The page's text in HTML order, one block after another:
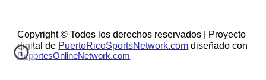
Copyright © Todos los derechos reservados | Proyecto
digital de PuertoRicoSportsNetwork.com diseñado con
DeportesOnlineNetwork.com